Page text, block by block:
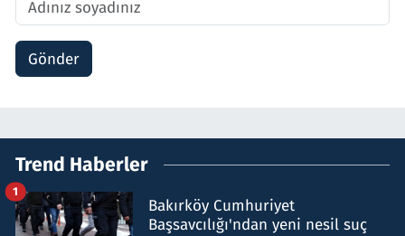
Gönder
Trend Haberler
Bakırköy Cumhuriyet
Başsavcılığı'ndan yeni nesil suç
1